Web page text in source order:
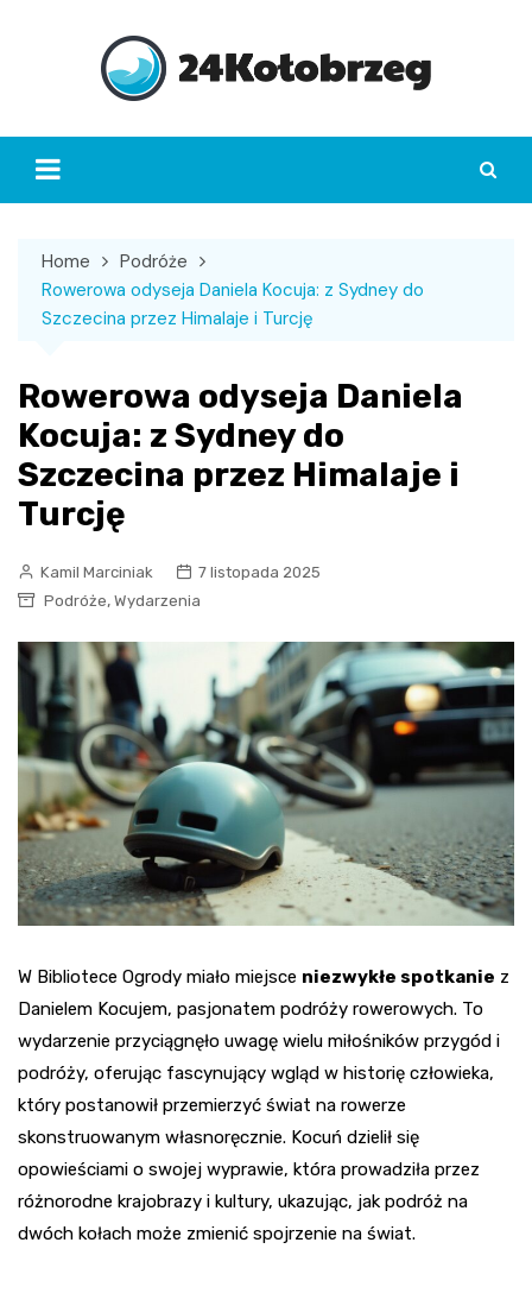
Home
Podróże
Rowerowa odyseja Daniela Kocuja: z Sydney do
Szczecina przez Himalaje i Turcję
Rowerowa odyseja Daniela
Kocuja: z Sydney do
Szczecina przez Himalaje i
Turcję
Kamil Marciniak
7 listopada 2025
Podróże, Wydarzenia
W Bibliotece Ogrody miało miejsce niezwykłe spotkanie z
Danielem Kocujem, pasjonatem podróży rowerowych. To
wydarzenie przyciągnęło uwagę wielu miłośników przygód i
podróży, oferując fascynujący wgląd w historię człowieka,
który postanowił przemierzyć świat na rowerze
skonstruowanym własnoręcznie. Kocuń dzielił się
opowieściami o swojej wyprawie, która prowadziła przez
różnorodne krajobrazy i kultury, ukazując, jak podróż na
dwóch kołach może zmienić spojrzenie na świat.